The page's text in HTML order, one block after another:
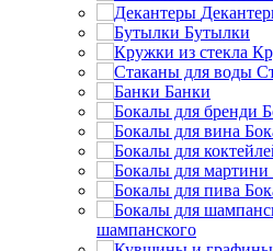
Бутылки
Банки
шампанского